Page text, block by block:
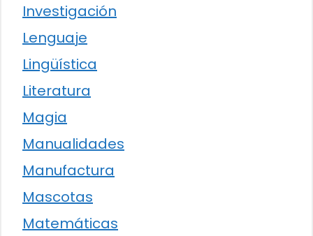
Investigación
Lenguaje
Lingüística
Literatura
Magia
Manualidades
Manufactura
Mascotas
Matemáticas